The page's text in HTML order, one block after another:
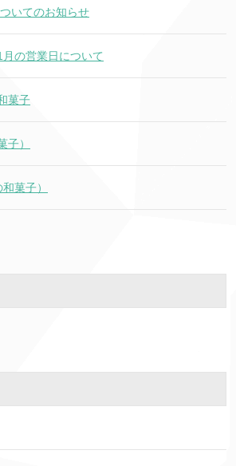
いてのお知らせ
の営業日について
菓子
子）
菓子）